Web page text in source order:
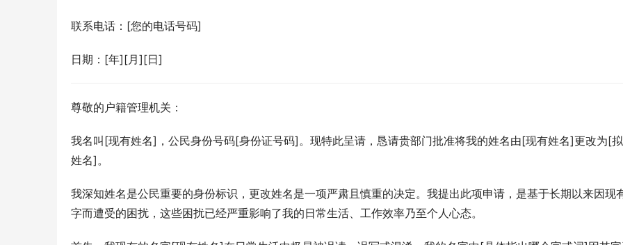
联系电话：[您的电话号码]
日期：[年][月][日]
尊敬的户籍管理机关：
我名叫[现有姓名]，公民身份号码[身份证号码]。现特此呈请，恳请贵部门批准将我的姓名由[现有姓名]更改为[
姓名]。
我深知姓名是公民重要的身份标识，更改姓名是一项严肃且慎重的决定。我提出此项申请，是基于长期以来因现
字而遭受的困扰，这些困扰已经严重影响了我的日常生活、工作效率乃至个人心态。